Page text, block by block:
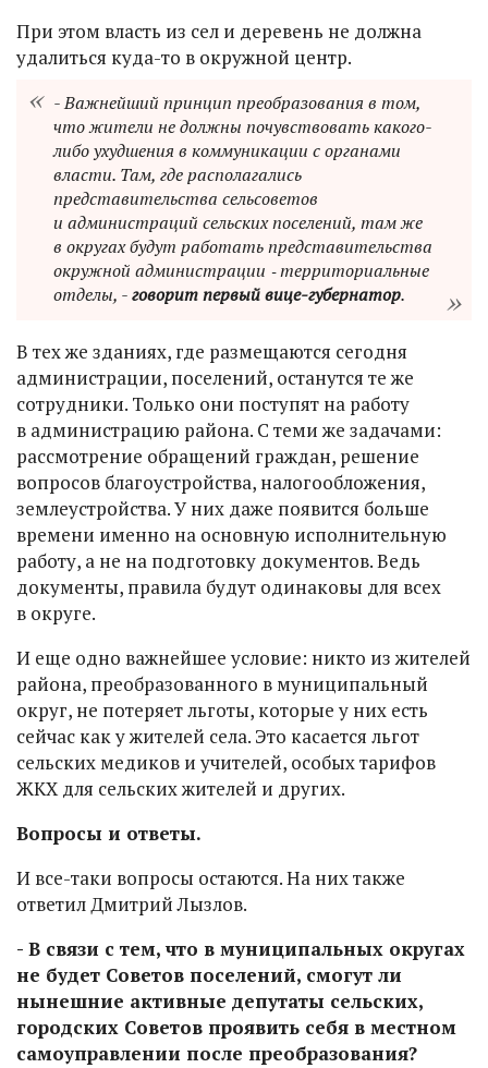
При этом власть из сел и деревень не должна
удалиться куда-то в окружной центр.
- Важнейший принцип преобразования в том,
что жители не должны почувствовать какого-
либо ухудшения в коммуникации с органами
власти. Там, где располагались
представительства сельсоветов
и администраций сельских поселений, там же
в округах будут работать представительства
окружной администрации ‑ территориальные
отделы, -говорит первый вице-губернатор.
В тех же зданиях, где размещаются сегодня
администрации, поселений, останутся те же
сотрудники. Только они поступят на работу
в администрацию района. С теми же задачами:
рассмотрение обращений граждан, решение
вопросов благоустройства, налогообложения,
землеустройства. У них даже появится больше
времени именно на основную исполнительную
работу, а не на подготовку документов. Ведь
документы, правила будут одинаковы для всех
в округе.
И еще одно важнейшее условие: никто из жителей
района, преобразованного в муниципальный
округ, не потеряет льготы, которые у них есть
сейчас как у жителей села. Это касается льгот
сельских медиков и учителей, особых тарифов
ЖКХ для сельских жителей и других.
Вопросы и ответы.
И все-таки вопросы остаются. На них также
ответил Дмитрий Лызлов.
- В связи с тем, что в муниципальных округах
не будет Советов поселений, смогут ли
нынешние активные депутаты сельских,
городских Советов проявить себя в местном
самоуправлении после преобразования?